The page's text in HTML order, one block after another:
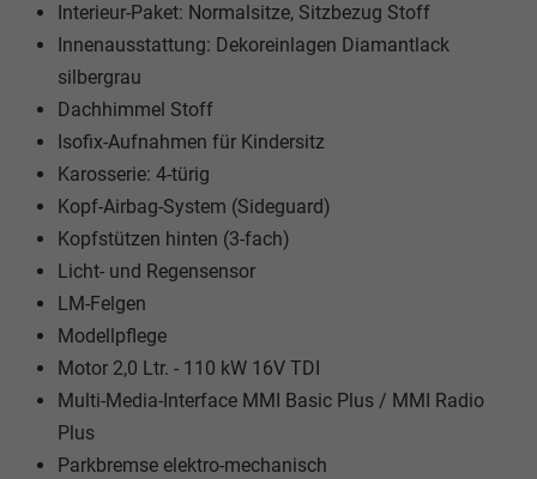
Interieur-Paket: Normalsitze, Sitzbezug Stoff
Innenausstattung: Dekoreinlagen Diamantlack
silbergrau
Dachhimmel Stoff
Isofix-Aufnahmen für Kindersitz
Karosserie: 4-türig
Kopf-Airbag-System (Sideguard)
Kopfstützen hinten (3-fach)
Licht- und Regensensor
LM-Felgen
Modellpflege
Motor 2,0 Ltr. - 110 kW 16V TDI
Multi-Media-Interface MMI Basic Plus / MMI Radio
Plus
Parkbremse elektro-mechanisch